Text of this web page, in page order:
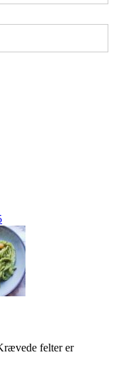
felter er